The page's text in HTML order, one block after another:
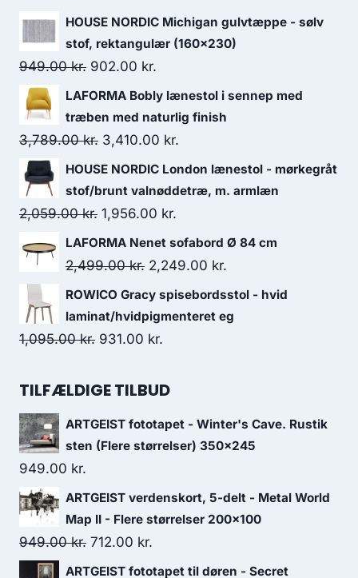
HOUSE NORDIC Michigan gulvtæppe - sølv
stof, rektangulær (160x230)
949.00kr. 902.00 kr.
LAFORMA Bobly lænestol i sennep med
træben med naturlig finish
3,789.00kr. 3,410.00 kr.
HOUSE NORDIC London lænestol - mørkegråt
stof/brunt valnøddetræ, m. armlæn
2,059.00kr. 1,956.00 kr.
LAFORMA Nenet sofabord Ø 84 cm
2,499.00kr. 2,249.00 kr.
ROWICO Gracy spisebordsstol - hvid
laminat/hvidpigmenteret eg
1,095.00kr. 931.00 kr.
TILFÆLDIGE TILBUD
ARTGEIST fototapet - Winter's Cave. Rustik
sten (Flere størrelser) 350x245
949.00 kr.
ARTGEIST verdenskort, 5-delt - Metal World
Map II - Flere størrelser 200x100
949.00kr. 712.00 kr.
ARTGEIST fototapet til døren - Secret